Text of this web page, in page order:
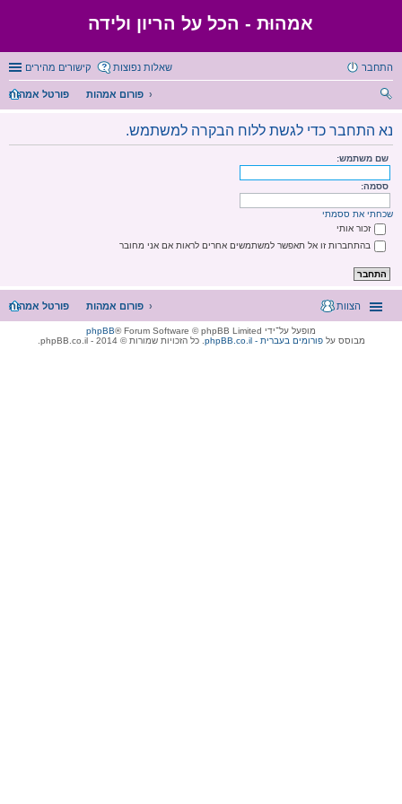
אמהוּת - הכל על הריון ולידה
קישורים מהירים שאלות נפוצות התחבר
פורטל אמהות
פורום אמהות
ש
נא התחבר כדי לגשת ללוח הבקרה למשתמש.
שם משתמש:
ססמה:
שכחתי את ססמתי
זכור אותי
בהתחברות זו אל תאפשר למשתמשים אחרים לראות אם אני מחובר
פורטל אמהות פורום אמהות הצוות
מופעל על־ידי phpBB® Forum Software © phpBB Limited
מבוסס עלphpBB.co.il - פורומים בעברית . כל הזכויות שמורות © 2014 - phpBB.co.il.